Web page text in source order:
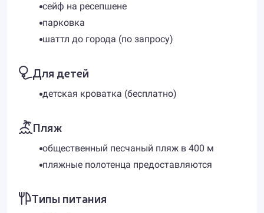
сейф на ресепшене
парковка
шаттл до города (по запросу)
Для детей
детская кроватка (бесплатно)
Пляж
общественный песчаный пляж в 400 м
пляжные полотенца предоставляются
Типы питания